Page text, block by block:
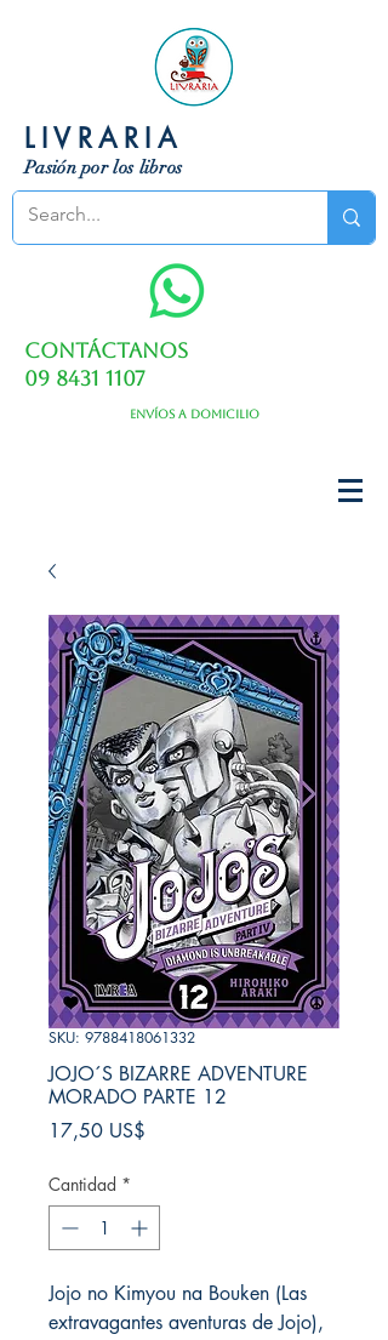
LIVRARIA
Pasión por los libros
Contáctanos
09 8431 1107
Envíos a domicilio
SKU: 9788418061332
JOJO´S BIZARRE ADVENTURE
MORADO PARTE 12
17,50 US$
Cantidad *
Jojo no Kimyou na Bouken (Las
extravagantes aventuras de Jojo),